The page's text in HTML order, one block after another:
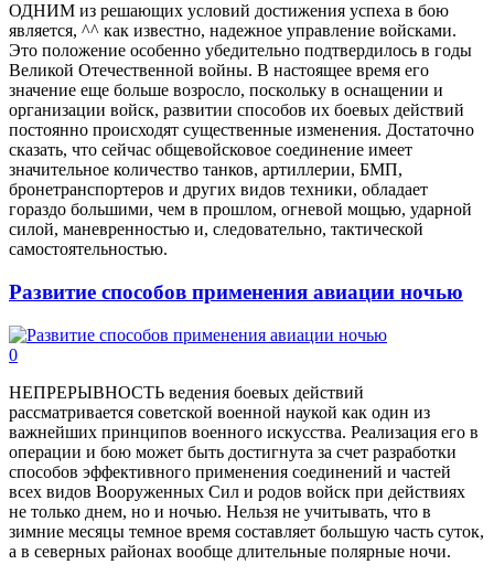
ОДНИМ из решающих условий достижения успеха в бою
является, ^^ как известно, надежное управление войсками.
Это положение особенно убедительно подтвердилось в годы
Великой Отечественной войны. В настоящее время его
значение еще больше возросло, поскольку в оснащении и
организации войск, развитии способов их боевых действий
постоянно происходят существенные изменения. Достаточно
сказать, что сейчас общевойсковое соединение имеет
значительное количество танков, артиллерии, БМП,
бронетранспортеров и других видов техники, обладает
гораздо большими, чем в прошлом, огневой мощью, ударной
силой, маневренностью и, следовательно, тактической
самостоятельностью.
Развитие способов применения авиации ночью
0
НЕПРЕРЫВНОСТЬ ведения боевых действий
рассматривается советской военной наукой как один из
важнейших принципов военного искусства. Реализация его в
операции и бою может быть достигнута за счет разработки
способов эффективного применения соединений и частей
всех видов Вооруженных Сил и родов войск при действиях
не только днем, но и ночью. Нельзя не учитывать, что в
зимние месяцы темное время составляет большую часть суток,
а в северных районах вообще длительные полярные ночи.